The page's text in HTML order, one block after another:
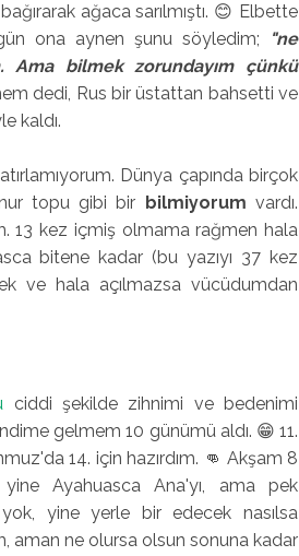
ağaca sarılmıştı. 😊 Elbette
ona aynen şunu söyledim;
"ne
Ama bilmek zorundayım çünkü
dedi, Rus bir üstattan bahsetti ve
kaldı.
Dünya çapında birçok
topu gibi bir bilmiyorum vardı.
13 kez içmiş olmama rağmen hala
bitene kadar (bu yazıyı 37 kez
ve hala açılmazsa vücüdumdan
ciddi şekilde zihnimi ve bedenimi
gelmem 10 günümü aldı. 😁 11.
14. için hazırdım. 👊 Akşam 8
Ayahuasca Ana'yı, ama pek
yine yerle bir edecek nasılsa
aman ne olursa olsun sonuna kadar